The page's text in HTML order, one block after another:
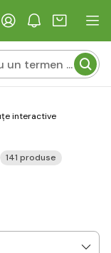
interactive
141 produse